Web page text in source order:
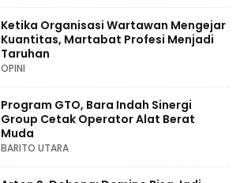
Ketika Organisasi Wartawan Mengejar
Kuantitas, Martabat Profesi Menjadi
Taruhan
OPINI
Program GTO, Bara Indah Sinergi
Group Cetak Operator Alat Berat
Muda
BARITO UTARA